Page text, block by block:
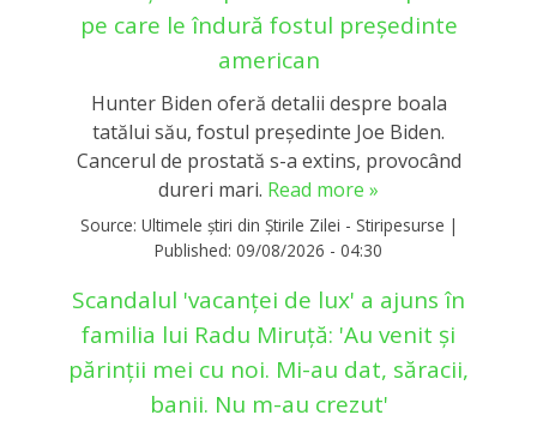
pe care le îndură fostul președinte
american
Hunter Biden oferă detalii despre boala
tatălui său, fostul președinte Joe Biden.
Cancerul de prostată s-a extins, provocând
dureri mari. Read more »
Source: Ultimele știri din Știrile Zilei - Stiripesurse |
Published: 09/08/2026 - 04:30
Scandalul 'vacanței de lux' a ajuns în
familia lui Radu Miruță: 'Au venit și
părinții mei cu noi. Mi-au dat, săracii,
banii. Nu m-au crezut'